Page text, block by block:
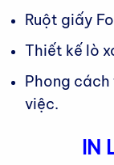
Ruột giấy
Thiết kế lò
Phong
việc.
IN